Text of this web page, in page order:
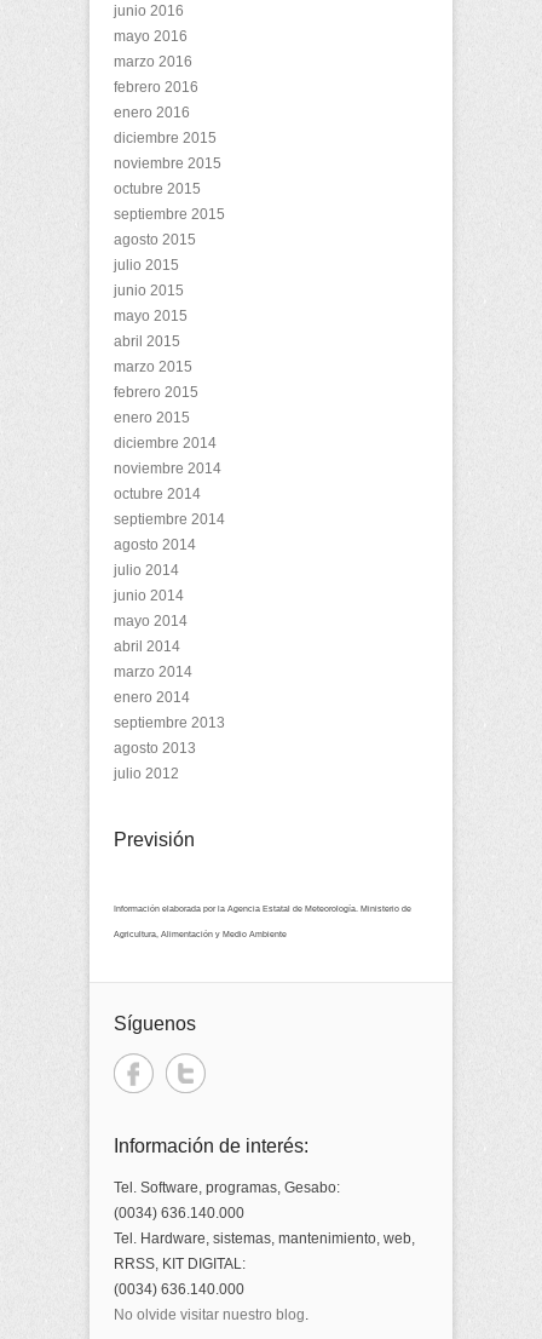
junio 2016
mayo 2016
marzo 2016
febrero 2016
enero 2016
diciembre 2015
noviembre 2015
octubre 2015
septiembre 2015
agosto 2015
julio 2015
junio 2015
mayo 2015
abril 2015
marzo 2015
febrero 2015
enero 2015
diciembre 2014
noviembre 2014
octubre 2014
septiembre 2014
agosto 2014
julio 2014
junio 2014
mayo 2014
abril 2014
marzo 2014
enero 2014
septiembre 2013
agosto 2013
julio 2012
Previsión
Información elaborada por la Agencia Estatal de Meteorología. Ministerio de
Agricultura, Alimentación y Medio Ambiente
Síguenos
Información de interés:
Tel. Software, programas, Gesabo:
(0034) 636.140.000
Tel. Hardware, sistemas, mantenimiento, web,
RRSS, KIT DIGITAL:
(0034) 636.140.000
No olvide visitar nuestro blog.